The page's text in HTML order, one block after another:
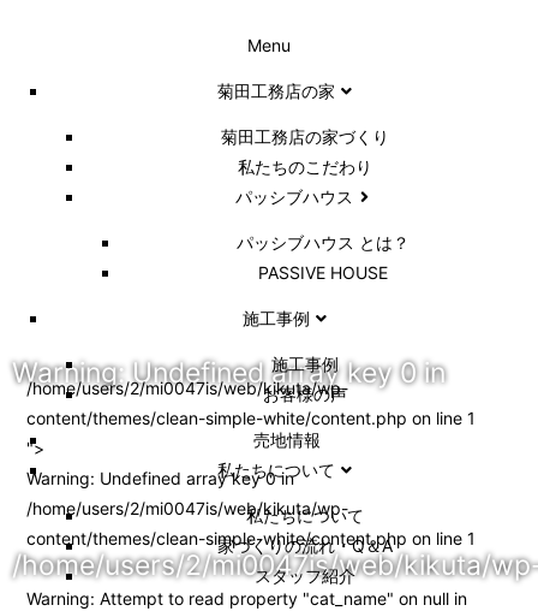
Menu
菊田工務店の家
菊田工務店の家づくり​
私たちのこだわり
パッシブハウス
パッシブハウス とは？
PASSIVE HOUSE
施工事例
施⼯事例
お客様の声
売地情報
私たちについて
私たちについて
家づくりの流れ・Q＆A
スタッフ紹介
Warning: Undefined array key 0 in
/home/users/2/mi0047is/web/kikuta/
/home/users/2/mi0047is/web/kikuta/wp-
content/themes/clean-simple-white/content.php on line1
">
Warning: Undefined array key 0 in
/home/users/2/mi0047is/web/kikuta/wp-
content/themes/clean-simple-white/content.php on line1
Warning: Attempt to read property "cat_name" on null in